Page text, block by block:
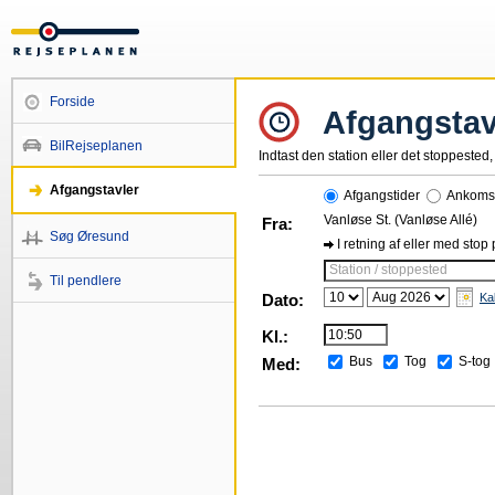
Forside
BilRejseplanen
Afgangstavler
Søg Øresund
Til pendlere
Indtast den station eller det
Afgangstider
Fra:
Vanløse St. (Vanløse Allé)
I retning af eller med stop
Station / stoppested
Dato:
Kl.:
Med:
Bus Tog S-tog